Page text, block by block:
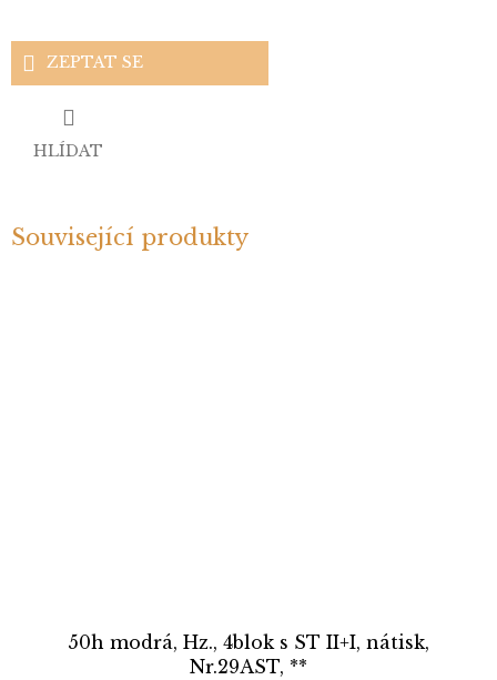
ZEPTAT SE
HLÍDAT
Související produkty
50h modrá, Hz., 4blok s ST II+I, nátisk,
Nr.29AST, **